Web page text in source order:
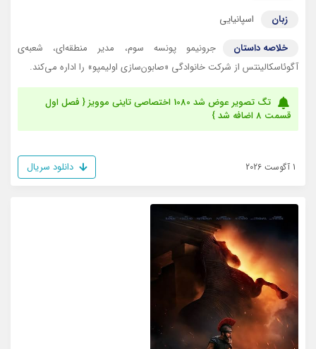
زبان
اسپانیایی
خلاصه داستان
جرونیمو پونسه سوم، مدیر منطقه‌ای، شعبه‌ی
آگوئاسکالینتس از شرکت خانوادگی «صابون‌سازی اولیمپو» را اداره می‌کند.
تگ تصویر عوض شد 1080 اختصاصی تاینی موویز { فصل اول
قسمت 8 اضافه شد }
1 آگوست 2026 دانلود سریال